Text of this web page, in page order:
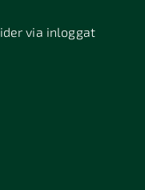
via inloggat